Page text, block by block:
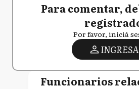
Para comentar,
Por favor, iniciá
INGRESA
Funcionarios